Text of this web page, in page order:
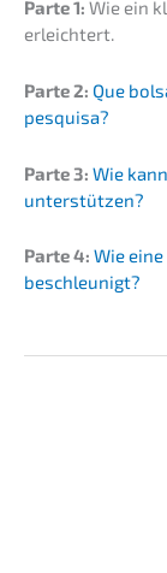
Parte 1: Wie ein
erleichtert.
Parte 2: Que
pesquisa?
Parte 3: Wie
unterstützen?
Parte 4: Wie
beschleunigt?